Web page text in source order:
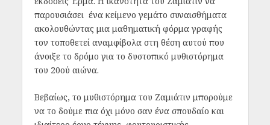
παρουσιάσει ένα κείμενο γεμάτο συναισθήματα
ακολουθώντας μια μαθηματική φόρμα γραφής
τον τοποθετεί αναμφίβολα στη θέση αυτού που
άνοιξε το δρόμο για το δυστοπικό μυθιστόρημα
του 20ού αιώνα.
Βεβαίως, το μυθιστόρημα του Ζαμιάτιν μπορούμε
να το δούμε πια όχι μόνο σαν ένα σπουδαίο και